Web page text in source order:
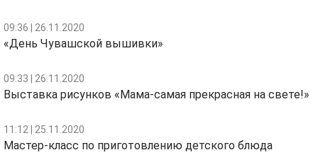
09:36 | 26.11.2020
«День Чувашской вышивки»
09:33 | 26.11.2020
Выставка рисунков «Мама-самая прекрасная на свете!»
11:12 | 25.11.2020
Мастер-класс по приготовлению детского блюда